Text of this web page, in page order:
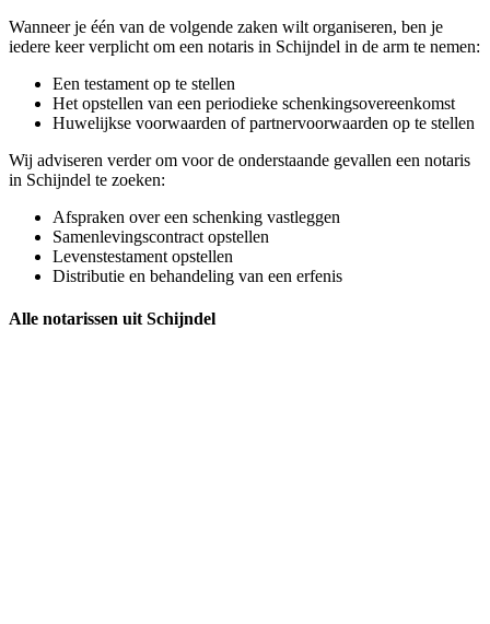
Wanneer je één van de volgende zaken wilt organiseren, ben je
iedere keer verplicht om een notaris in Schijndel in de arm te nemen:
Een testament op te stellen
Het opstellen van een periodieke schenkingsovereenkomst
Huwelijkse voorwaarden of partnervoorwaarden op te stellen
Wij adviseren verder om voor de onderstaande gevallen een notaris
in Schijndel te zoeken:
Afspraken over een schenking vastleggen
Samenlevingscontract opstellen
Levenstestament opstellen
Distributie en behandeling van een erfenis
Alle notarissen uit Schijndel